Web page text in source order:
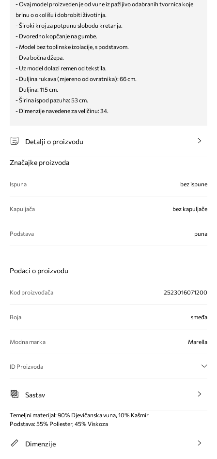
- Ovaj model proizveden je od vune iz pažljivo odabranih tvornica koje
brinu o okolišu i dobrobiti životinja.
- Široki kroj za potpunu slobodu kretanja.
- Dvoredno kopčanje na gumbe.
- Model bez toplinske izolacije, s podstavom.
- Dva bočna džepa.
- Uz model dolazi remen od tekstila.
- Duljina rukava (mjereno od ovratnika): 66 cm.
- Duljina: 115 cm.
- Širina ispod pazuha: 53 cm.
- Dimenzije navedene za veličinu: 34.
Detalji o proizvodu
Značajke proizvoda
Ispuna bez ispune
Kapuljača bez kapuljače
Podstava puna
Podaci o proizvodu
Kod proizvođača 2523016071200
Boja smeđa
Modna marka Marella
ID Proizvoda
Sastav
Temeljni materijal: 90% Djevičanska vuna, 10% Kašmir
Podstava: 55% Poliester, 45% Viskoza
Dimenzije